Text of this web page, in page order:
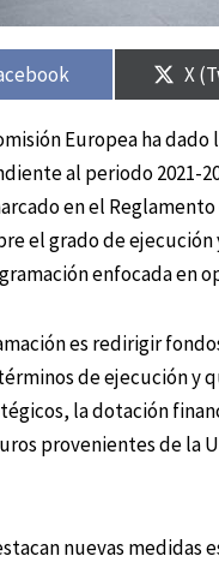
en
X
Europea ha
al periodo
en el
el grado de
enfocada en
es redirigir
de ejecución y
la dotación
provenientes de la
nuevas
en